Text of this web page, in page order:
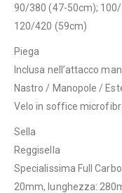
90/380 (47-50cm);
120/420 (59cm)
Piega
Inclusa nell’attacco
Nastro / Manopole /
Velo in soffice
Sella
Reggisella
Specialissima Full
20mm, lunghezza: